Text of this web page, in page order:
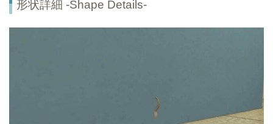
形状詳細 -Shape Details-